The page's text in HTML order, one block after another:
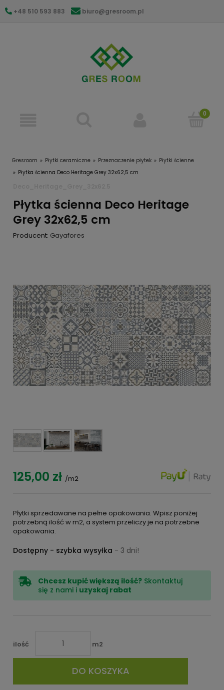
+48 510 593 883 biuro@gresroom.pl
Gresroom Płytki ceramiczne Przeznaczenie płytek
Płytki ścienne
Płytka ścienna Deco Heritage Grey 32x62,5 cm
Płytka ścienna Deco Heritage
Grey 32x62,5 cm
Producent: Gayafores
125,00 zł /m2
Płytki sprzedawane na pełne opakowania. Wpisz poniżej
potrzebną ilość w m2, a system przeliczy je na potrzebne
opakowania.
Dostępny - szybka wysyłka - 3 dni!
Chcesz kupić większą ilość? Skontaktuj
się z nami i uzyskaj rabat
ilość m2
DO KOSZYKA